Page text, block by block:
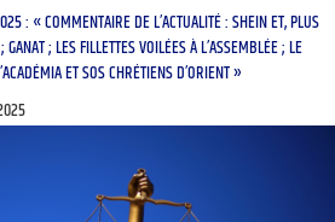
: « COMMENTAIRE DE L’ACTUALITÉ : SHEIN ET, PLUS
; LES FILLETTES VOILÉES À L’ASSEMBLÉE ; LE
ET SOS CHRÉTIENS D’ORIENT »